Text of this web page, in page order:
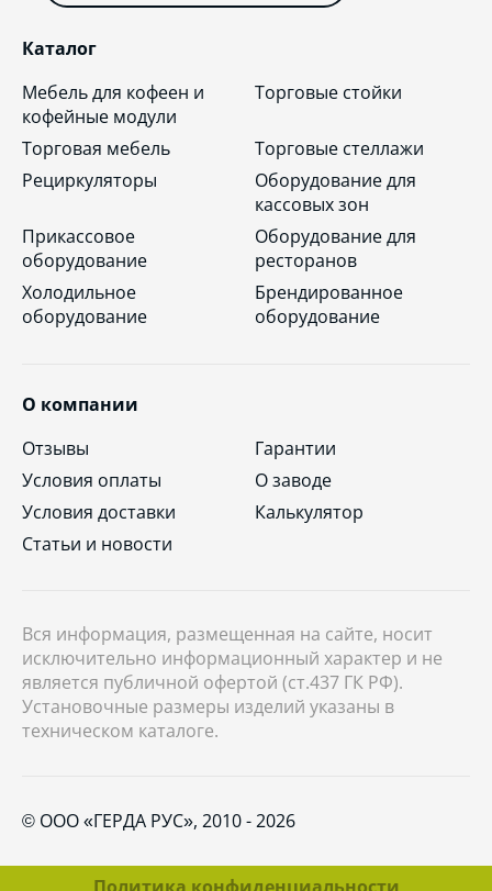
Каталог
Мебель для кофеен и
кофейные модули
Торговые стойки
Торговая мебель
Торговые стеллажи
Рециркуляторы
Оборудование для
кассовых зон
Прикассовое
оборудование
Оборудование для
ресторанов
Холодильное
оборудование
Брендированное
оборудование
О компании
Отзывы
Гарантии
Условия оплаты
О заводе
Условия доставки
Калькулятор
Статьи и новости
Вся информация, размещенная на сайте, носит
исключительно информационный характер и не
является публичной офертой (ст.437 ГК РФ).
Установочные размеры изделий указаны в
техническом каталоге.
© ООО «ГЕРДА РУС», 2010 - 2026